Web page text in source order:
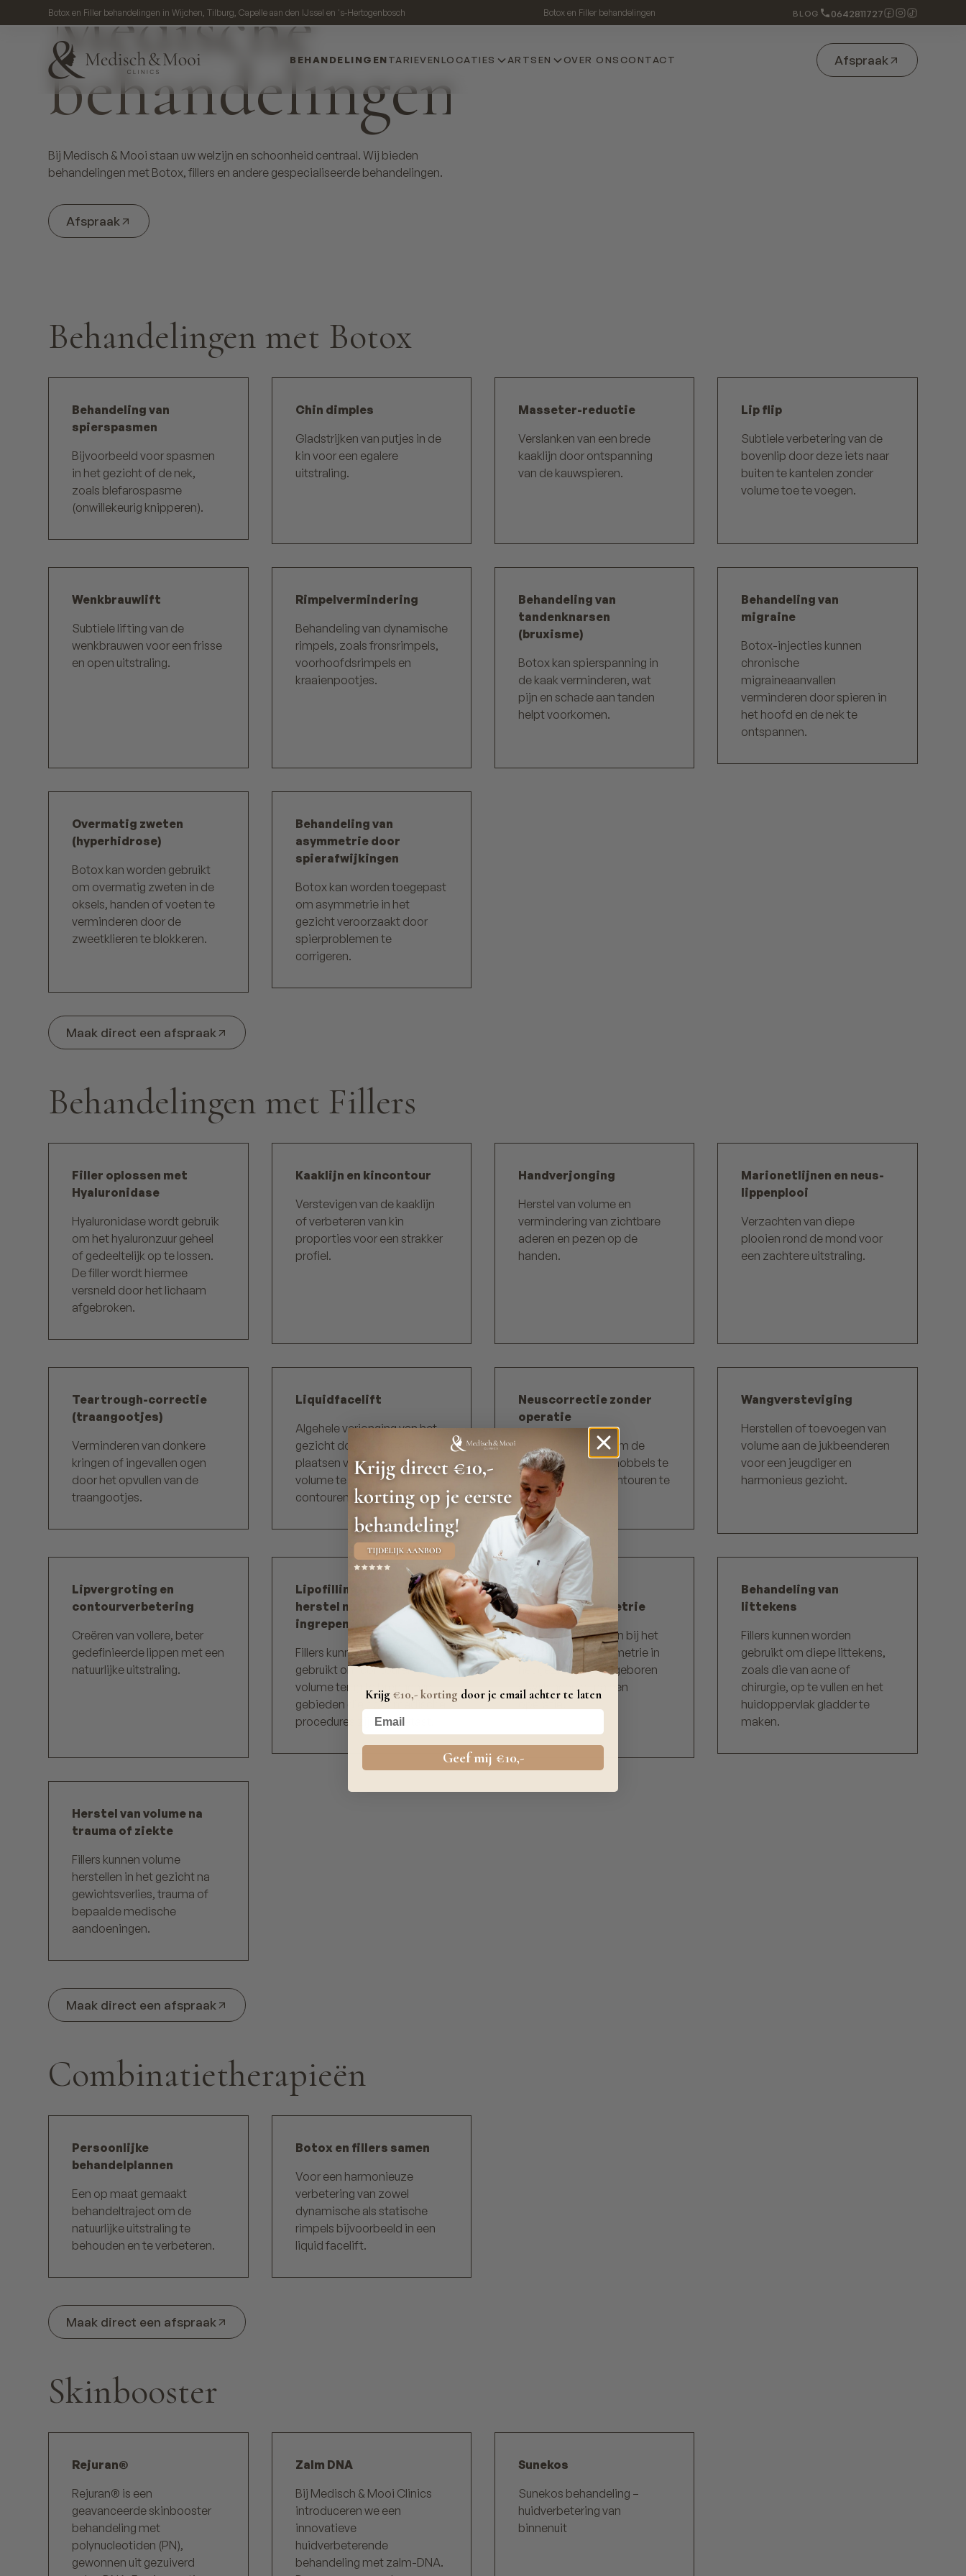
Botox en Filler behandelingen in Wijchen, Tilburg, Capelle aan den IJssel en 's-Hertogenbosch Botox en Filler behandelingen BLOG 0642811727
BEHANDELINGENTARIEVEN LOCATIES ARTSEN OVER ONS CONTACT Afspraak
Medische
behandelingen
Bij Medisch & Mooi staan uw welzijn en schoonheid centraal. Wij bieden
behandelingen met Botox, fillers en andere gespecialiseerde behandelingen.
Afspraak
Behandelingen met Botox
Behandeling van
spierspasmen
Bijvoorbeeld voor spasmen
in het gezicht of de nek,
zoals blefarospasme
(onwillekeurig knipperen).
Chin dimples
Gladstrijken van putjes in de
kin voor een egalere
uitstraling.
Masseter-reductie
Verslanken van een brede
kaaklijn door ontspanning
van de kauwspieren.
Lip flip
Subtiele verbetering van de
bovenlip door deze iets naar
buiten te kantelen zonder
volume toe te voegen.
Wenkbrauwlift
Subtiele lifting van de
wenkbrauwen voor een frisse
en open uitstraling.
Rimpelvermindering
Behandeling van dynamische
rimpels, zoals fronsrimpels,
voorhoofdsrimpels en
kraaienpootjes.
Behandeling van
tandenknarsen
(bruxisme)
Botox kan spierspanning in
de kaak verminderen, wat
pijn en schade aan tanden
helpt voorkomen.
Behandeling van
migraine
Botox-injecties kunnen
chronische
migraineaanvallen
verminderen door spieren in
het hoofd en de nek te
ontspannen.
Overmatig zweten
(hyperhidrose)
Botox kan worden gebruikt
om overmatig zweten in de
oksels, handen of voeten te
verminderen door de
zweetklieren te blokkeren.
Behandeling van
asymmetrie door
spierafwijkingen
Botox kan worden toegepast
om asymmetrie in het
gezicht veroorzaakt door
spierproblemen te
corrigeren.
Maak direct een afspraak
Behandelingen met Fillers
Filler oplossen met
Hyaluronidase
Hyaluronidase wordt gebruik
om het hyaluronzuur geheel
of gedeeltelijk op te lossen.
De filler wordt hiermee
versneld door het lichaam
afgebroken.
Kaaklijn en kincontour
Verstevigen van de kaaklijn
of verbeteren van kin
proporties voor een strakker
profiel.
Handverjonging
Herstel van volume en
vermindering van zichtbare
aderen en pezen op de
handen.
Marionetlijnen en neus-
lippenplooi
Verzachten van diepe
plooien rond de mond voor
een zachtere uitstraling.
Teartrough-correctie
(traangootjes)
Verminderen van donkere
kringen of ingevallen ogen
door het opvullen van de
traangootjes.
Liquidfacelift
Algehele verjonging van het
gezicht door het strategisch
plaatsen van fillers om
volume te herstellen en
contouren te verbeteren.
Neuscorrectie zonder
operatie
Gebruik van fillers om de
neusbrug te liften, hobbels te
corrigeren of de contouren te
verbeteren.
Wangversteviging
Herstellen of toevoegen van
volume aan de jukbeenderen
voor een jeugdiger en
harmonieus gezicht.
Lipvergroting en
contourverbetering
Creëren van vollere, beter
gedefinieerde lippen met een
natuurlijke uitstraling.
Lipofilling-effect voor
herstel na medische
ingrepen
Fillers kunnen worden
gebruikt om contouren en
volume terug te brengen in
gebieden die door medische
procedures zijn aangetast.
Correctie van
gezichtsasymmetrie
Fillers kunnen helpen bij het
herstellen van symmetrie in
het gezicht bij aangeboren
afwijkingen of na een
Behandeling van
littekens
Fillers kunnen worden
gebruikt om diepe littekens,
zoals die van acne of
chirurgie, op te vullen en het
huidoppervlak gladder te
maken.
Herstel van volume na
trauma of ziekte
Fillers kunnen volume
herstellen in het gezicht na
gewichtsverlies, trauma of
bepaalde medische
aandoeningen.
Maak direct een afspraak
Combinatietherapieën
Persoonlijke
behandelplannen
Een op maat gemaakt
behandeltraject om de
natuurlijke uitstraling te
behouden en te verbeteren.
Botox en fillers samen
Voor een harmonieuze
verbetering van zowel
dynamische als statische
rimpels bijvoorbeeld in een
liquid facelift.
Maak direct een afspraak
Skinbooster
Rejuran®
Rejuran® is een
geavanceerde skinbooster
behandeling met
polynucleotiden (PN),
gewonnen uit gezuiverd
Zalm DNA
Bij Medisch & Mooi Clinics
introduceren we een
innovatieve
huidverbeterende
behandeling met zalm-DNA.
Sunekos
Sunekos behandeling –
huidverbetering van
binnenuit
Krijg €10,- korting door je email achter te laten
Your email
Geef mij €10,-